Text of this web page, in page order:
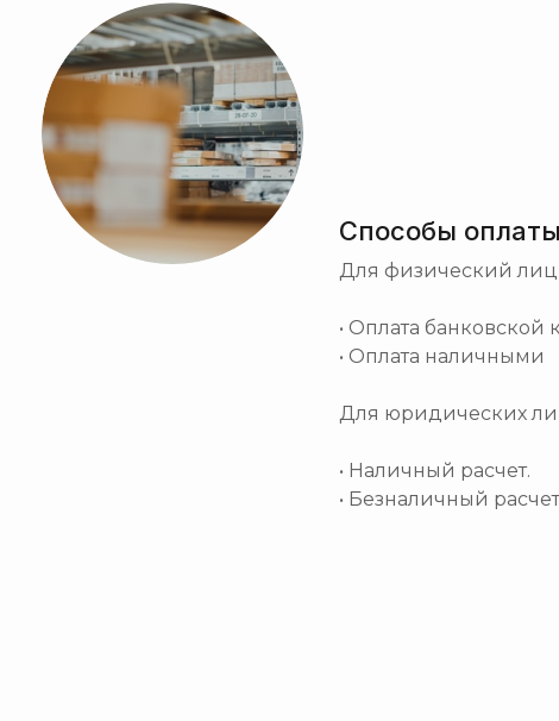
Способы оплаты
Для физический лиц
• Оплата банковской
• Оплата наличными
Для юридических
• Наличный расчет.
• Безналичный расчет